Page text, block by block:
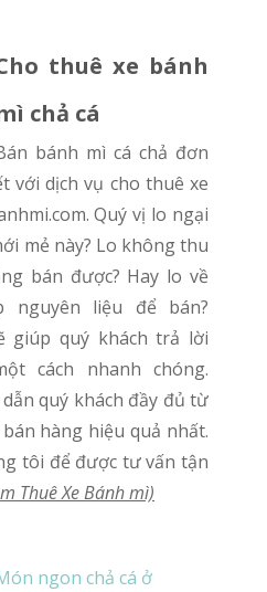
thuê xe bánh
chả cá
đơn
với dịch vụ cho thuê xe
Quý vị lo ngại
mẻ này? Lo không thu
bán được? Hay lo về
nguyên liệu để bán?
giúp quý khách trả lời
cách nhanh chóng.
quý khách đầy đủ từ
hàng hiệu quả nhất.
tôi để được tư vấn tận
Thuê Xe Bánh mì)
ngon chả cá ở